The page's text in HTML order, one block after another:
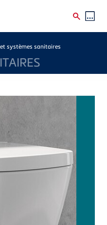
systèmes sanitaires